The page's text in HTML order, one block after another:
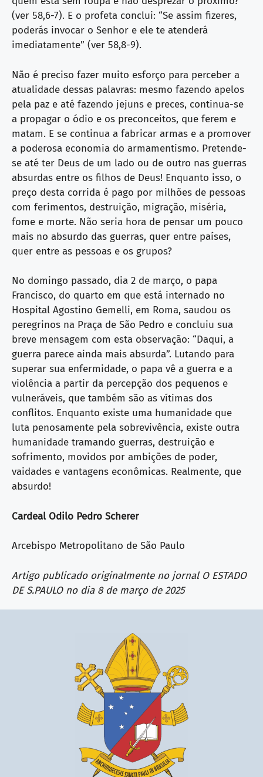
(ver 58,6-7). E o profeta conclui: “Se assim fizeres,
poderás invocar o Senhor e ele te atenderá
imediatamente” (ver 58,8-9).
Não é preciso fazer muito esforço para perceber a
atualidade dessas palavras: mesmo fazendo apelos
pela paz e até fazendo jejuns e preces, continua-se
a propagar o ódio e os preconceitos, que ferem e
matam. E se continua a fabricar armas e a promover
a poderosa economia do armamentismo. Pretende-
se até ter Deus de um lado ou de outro nas guerras
absurdas entre os filhos de Deus! Enquanto isso, o
preço desta corrida é pago por milhões de pessoas
com ferimentos, destruição, migração, miséria,
fome e morte. Não seria hora de pensar um pouco
mais no absurdo das guerras, quer entre países,
quer entre as pessoas e os grupos?
No domingo passado, dia 2 de março, o papa
Francisco, do quarto em que está internado no
Hospital Agostino Gemelli, em Roma, saudou os
peregrinos na Praça de São Pedro e concluiu sua
breve mensagem com esta observação: “Daqui, a
guerra parece ainda mais absurda”. Lutando para
superar sua enfermidade, o papa vê a guerra e a
violência a partir da percepção dos pequenos e
vulneráveis, que também são as vítimas dos
conflitos. Enquanto existe uma humanidade que
luta penosamente pela sobrevivência, existe outra
humanidade tramando guerras, destruição e
sofrimento, movidos por ambições de poder,
vaidades e vantagens econômicas. Realmente, que
absurdo!
Cardeal Odilo Pedro Scherer
Arcebispo Metropolitano de São Paulo
Artigo publicado originalmente no jornal O ESTADO
DE S.PAULO no dia 8 de março de 2025